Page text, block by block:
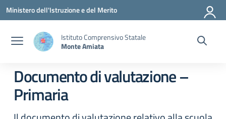
Vai ai contenuti
Vai al menu di navigazione
Vai al footer
Ministero dell'Istruzione e del Merito
Istituto Comprensivo Statale
Monte Amiata
Documento di valutazione –
Primaria